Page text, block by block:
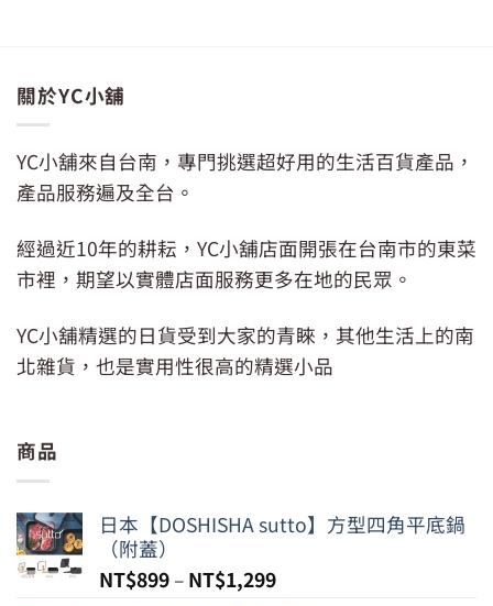
關於YC小舖
YC小舖來自台南，專門挑選超好用的生活百貨產品，
產品服務遍及全台。
經過近10年的耕耘，YC小舖店面開張在台南市的東菜
市裡，期望以實體店面服務更多在地的民眾。
YC小舖精選的日貨受到大家的青睞，其他生活上的南
北雜貨，也是實用性很高的精選小品
商品
日本【DOSHISHA sutto】方型四角平底鍋
（附蓋）
NT$899– NT$1,299